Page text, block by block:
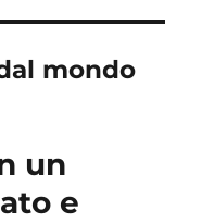
mondo
un
e